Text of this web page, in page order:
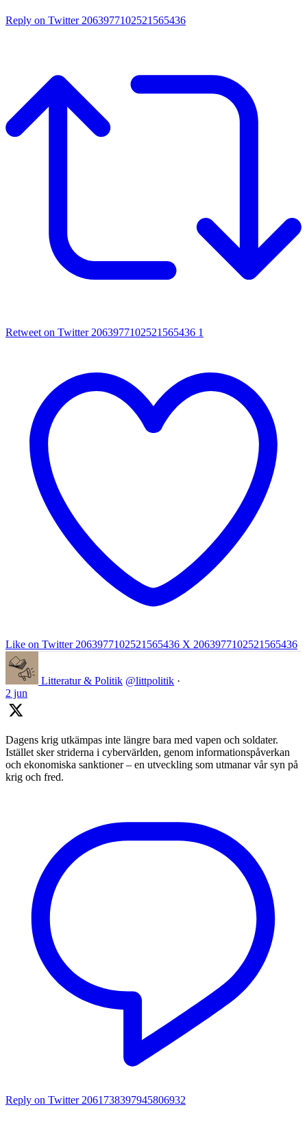
Reply on Twitter 2063977102521565436
Retweet on Twitter 2063977102521565436 1
Like on Twitter 2063977102521565436 X 2063977102521565436
Litteratur & Politik @littpolitik ·
2 jun
Dagens krig utkämpas inte längre bara med vapen och soldater.
Istället sker striderna i cybervärlden, genom informationspåverkan
och ekonomiska sanktioner – en utveckling som utmanar vår syn på
krig och fred.
Reply on Twitter 2061738397945806932